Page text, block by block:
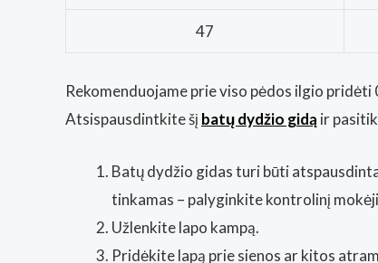
47
Rekomenduojame prie viso pėdos ilgio
Atsispausdintkite šį batų dydžio gidą ir
Batų dydžio gidas turi būti
tinkamas – palyginkite kontrolinį
Užlenkite lapo kampą.
Pridėkite lapą prie sienos ar kitos